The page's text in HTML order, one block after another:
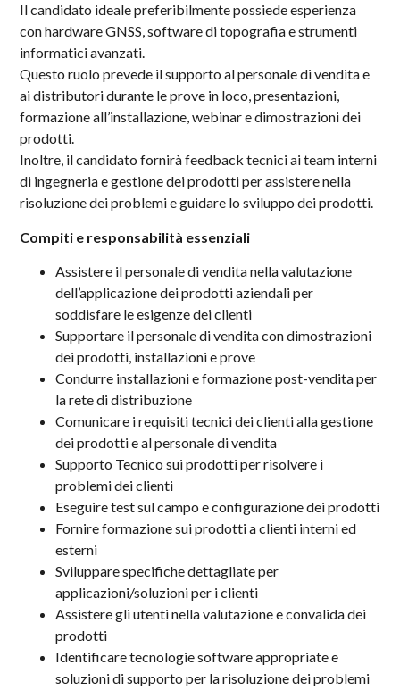
Il candidato ideale preferibilmente possiede esperienza
con hardware GNSS, software di topografia e strumenti
informatici avanzati.
Questo ruolo prevede il supporto al personale di vendita e
ai distributori durante le prove in loco, presentazioni,
formazione all’installazione, webinar e dimostrazioni dei
prodotti.
Inoltre, il candidato fornirà feedback tecnici ai team interni
di ingegneria e gestione dei prodotti per assistere nella
risoluzione dei problemi e guidare lo sviluppo dei prodotti.
Compiti e responsabilità essenziali
Assistere il personale di vendita nella valutazione
dell’applicazione dei prodotti aziendali per
soddisfare le esigenze dei clienti
Supportare il personale di vendita con dimostrazioni
dei prodotti, installazioni e prove
Condurre installazioni e formazione post-vendita per
la rete di distribuzione
Comunicare i requisiti tecnici dei clienti alla gestione
dei prodotti e al personale di vendita
Supporto Tecnico sui prodotti per risolvere i
problemi dei clienti
Eseguire test sul campo e configurazione dei prodotti
Fornire formazione sui prodotti a clienti interni ed
esterni
Sviluppare specifiche dettagliate per
applicazioni/soluzioni per i clienti
Assistere gli utenti nella valutazione e convalida dei
prodotti
Identificare tecnologie software appropriate e
soluzioni di supporto per la risoluzione dei problemi